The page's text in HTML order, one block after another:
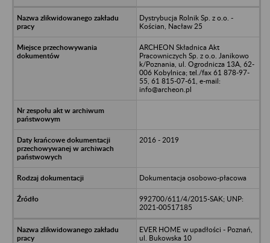
Dystrybucja Rolnik Sp. z o.o. -
Kościan, Nacław 25
ARCHEON Składnica Akt
Pracowniczych Sp. z o.o. Janikowo
k/Poznania, ul. Ogrodnicza 13A, 62-
006 Kobylnica; tel./fax 61 878-97-
55, 61 815-07-61, e-mail:
info@archeon.pl
2016 - 2019
Dokumentacja osobowo-płacowa
992700/611/4/2015-SAK; UNP:
2021-00517185
EVER HOME w upadłości - Poznań,
ul. Bukowska 10